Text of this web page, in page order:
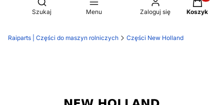
Szukaj Menu Zaloguj się Koszyk
Raiparts | Części do maszyn rolniczych Części New Holland